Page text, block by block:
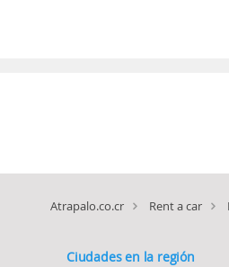
Atrapalo.co.cr Rent a car
Ciudades en la región